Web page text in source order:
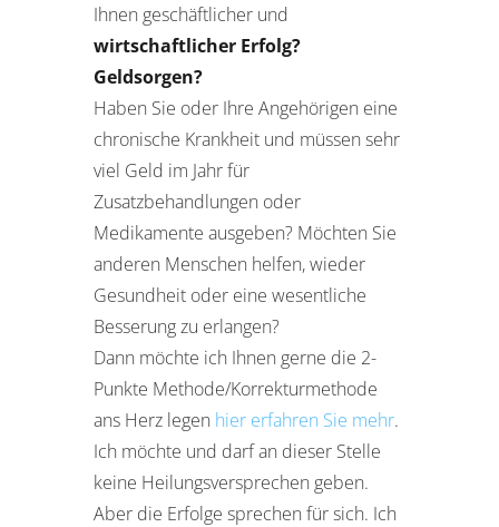
Ihnen geschäftlicher und
wirtschaftlicher Erfolg?
Geldsorgen?
Haben Sie oder Ihre Angehörigen eine
chronische Krankheit und müssen sehr
viel Geld im Jahr für
Zusatzbehandlungen oder
Medikamente ausgeben? Möchten Sie
anderen Menschen helfen, wieder
Gesundheit oder eine wesentliche
Besserung zu erlangen?
Dann möchte ich Ihnen gerne die 2-
Punkte Methode/Korrekturmethode
ans Herz legen hier erfahren Sie mehr.
Ich möchte und darf an dieser Stelle
keine Heilungsversprechen geben.
Aber die Erfolge sprechen für sich. Ich